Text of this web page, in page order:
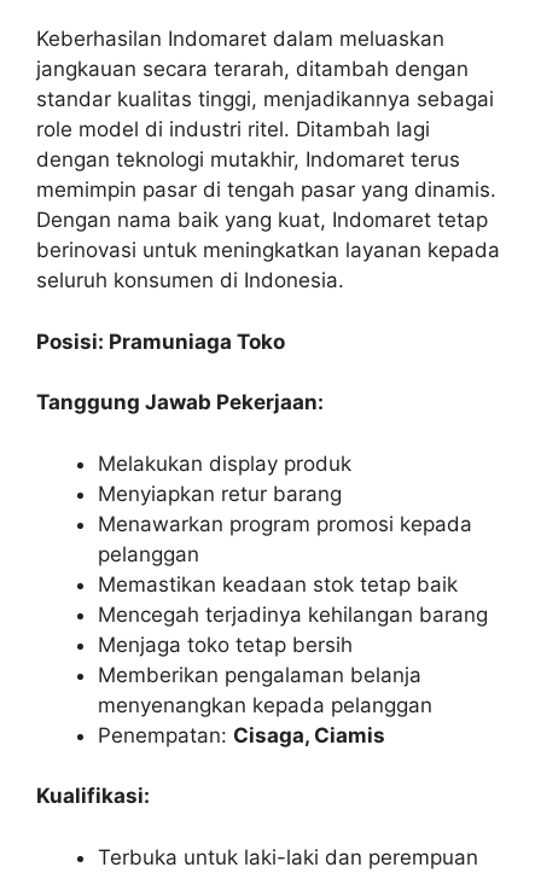
Keberhasilan Indomaret dalam meluaskan
jangkauan secara terarah, ditambah dengan
standar kualitas tinggi, menjadikannya sebagai
role model di industri ritel. Ditambah lagi
dengan teknologi mutakhir, Indomaret terus
memimpin pasar di tengah pasar yang dinamis.
Dengan nama baik yang kuat, Indomaret tetap
berinovasi untuk meningkatkan layanan kepada
seluruh konsumen di Indonesia.
Posisi: Pramuniaga Toko
Tanggung Jawab Pekerjaan:
Melakukan display produk
Menyiapkan retur barang
Menawarkan program promosi kepada
pelanggan
Memastikan keadaan stok tetap baik
Mencegah terjadinya kehilangan barang
Menjaga toko tetap bersih
Memberikan pengalaman belanja
menyenangkan kepada pelanggan
Penempatan: Cisaga, Ciamis
Kualifikasi:
Terbuka untuk laki-laki dan perempuan